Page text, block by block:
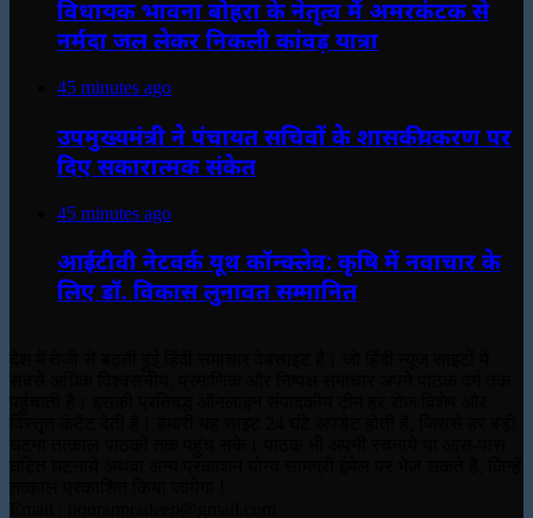
विधायक भावना बोहरा के नेतृत्व में अमरकंटक से
नर्मदा जल लेकर निकली कांवड़ यात्रा
45 minutes ago
उपमुख्यमंत्री ने पंचायत सचिवों के शासकीयकरण पर
दिए सकारात्मक संकेत
45 minutes ago
आईटीवी नेटवर्क यूथ कॉन्क्लेव: कृषि में नवाचार के
लिए डॉ. विकास लुनावत सम्मानित